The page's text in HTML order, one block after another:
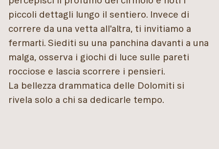
piccoli dettagli lungo il sentiero. Invece di
correre da una vetta all'altra, ti invitiamo a
fermarti. Siediti su una panchina davanti a una
malga, osserva i giochi di luce sulle pareti
rocciose e lascia scorrere i pensieri.
La bellezza drammatica delle Dolomiti si
rivela solo a chi sa dedicarle tempo.